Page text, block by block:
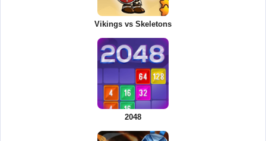
Vikings vs Skeletons
2048